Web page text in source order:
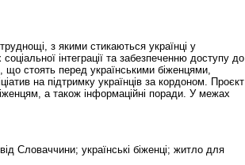
з якими стикаються українці у
інтеграції та забезпеченню доступу до
що стоять перед українськими біженцями,
на підтримку українців за кордоном. Проєкт
а також інформаційні поради. У межах
Словаччини; українські біженці; житло для